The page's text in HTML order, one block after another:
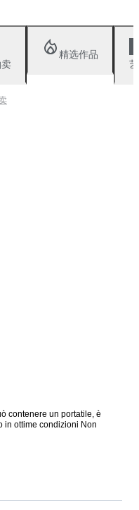
精选作品
contenere un portatile, è
in ottime condizioni Non